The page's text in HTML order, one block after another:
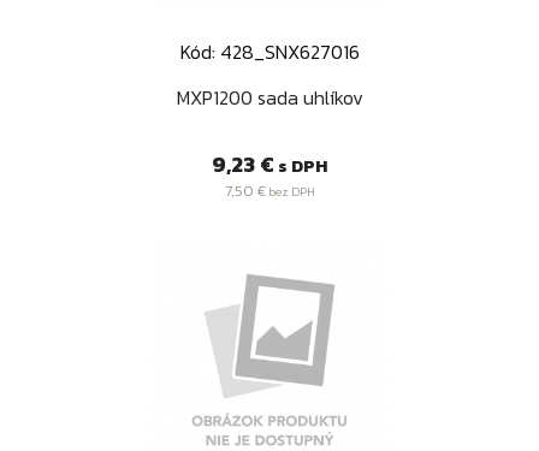
Kód: 428_SNX627016
MXP1200 sada uhlíkov
Cena
9,23 € s DPH
7,50 €bez DPH